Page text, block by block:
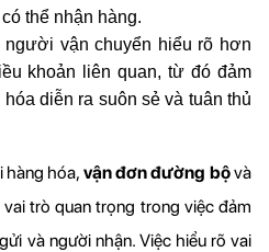
thể nhận hàng.
vận chuyển hiểu rõ hơn
khoản liên quan, từ đó đảm
diễn ra suôn sẻ và tuân thủ
hàng hóa, vận đơn đường bộ và
trò quan trọng trong việc đảm
và người nhận. Việc hiểu rõ vai